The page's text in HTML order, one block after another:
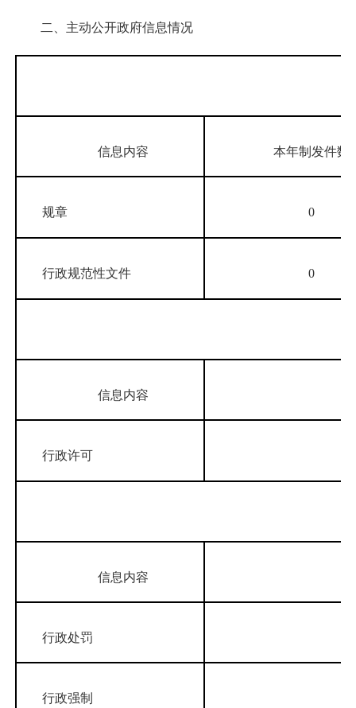
二、主动公开政府信息情况
信息内容 本年制发件数
规章 0
行政规范性文件 0
信息内容
行政许可
信息内容
行政处罚
行政强制